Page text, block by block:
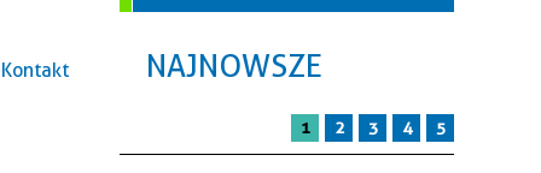
Kontakt NAJNOWSZE
1 2 3 4 5